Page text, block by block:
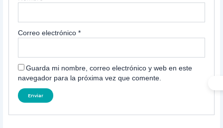
Correo electrónico*
Guarda mi nombre, correo electrónico y web en este
navegador para la próxima vez que comente.